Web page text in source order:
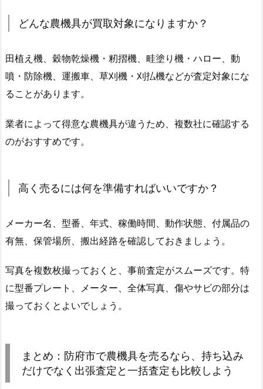
どんな農機具が買取対象になりますか？
田植え機、穀物乾燥機・籾摺機、畦塗り機・ハロー、動
噴・防除機、運搬車、草刈機・刈払機などが査定対象にな
ることがあります。
業者によって得意な農機具が違うため、複数社に確認する
のがおすすめです。
高く売るには何を準備すればいいですか？
メーカー名、型番、年式、稼働時間、動作状態、付属品の
有無、保管場所、搬出経路を確認しておきましょう。
写真を複数枚撮っておくと、事前査定がスムーズです。特
に型番プレート、メーター、全体写真、傷やサビの部分は
撮っておくとよいでしょう。
まとめ：防府市で農機具を売るなら、持ち込み
だけでなく出張査定と一括査定も比較しよう